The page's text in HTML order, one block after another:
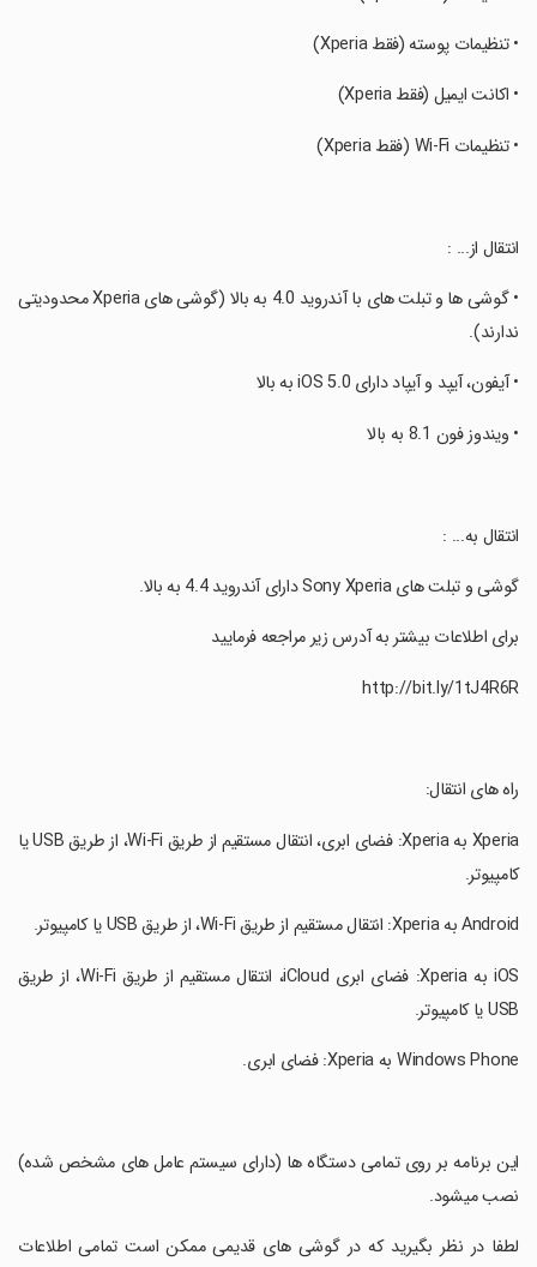
‏• تنظیمات پوسته (فقط Xperia)
‏• اکانت ایمیل (فقط Xperia)
‏• تنظیمات Wi-Fi (فقط Xperia)
‏انتقال از... :
‏• گوشی ها و تبلت های با آندروید 4.0 به بالا (گوشی های Xperia محدودیتی
ندارند).
‏• آیفون، آیپد و آیپاد دارای iOS 5.0 به بالا
‏• ویندوز فون 8.1 به بالا
‏انتقال به... :
‏گوشی و تبلت های Sony Xperia دارای آندروید 4.4 به بالا.
‏برای اطلاعات بیشتر به آدرس زیر مراجعه فرمایید
‏راه های انتقال:
‏Xperia به Xperia: فضای ابری، انتقال مستقیم از طریق Wi-Fi، از طریق USB یا
کامپیوتر.
‏iOS به Xperia: فضای ابری iCloud، انتقال مستقیم از طریق Wi-Fi، از طریق
USB یا کامپیوتر.
‏این برنامه بر روی تمامی دستگاه ها (دارای سیستم عامل های مشخص شده)
نصب میشود.
‏لطفا در نظر بگیرید که در گوشی های قدیمی ممکن است تمامی اطلاعات